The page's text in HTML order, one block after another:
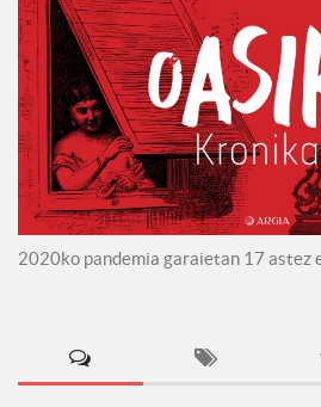
2020ko pandemia garaietan 17 astez